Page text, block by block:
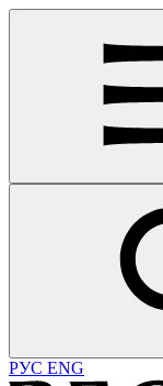
РУС ENG